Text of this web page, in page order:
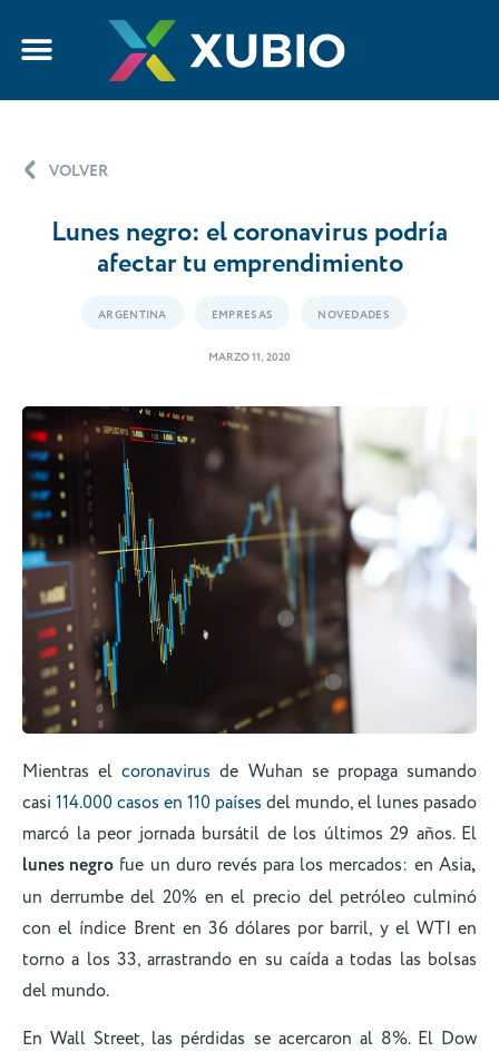
VOLVER
Lunes negro: el coronavirus podría
afectar tu emprendimiento
ARGENTINA EMPRESAS NOVEDADES
MARZO 11, 2020
Mientras elcoronavirus de Wuhan se propaga sumando
casi 114.000 casos en 110 paísesdel mundo, el lunes pasado
marcó la peor jornada bursátil de los últimos 29 años. El
lunes negro fue un duro revés para los mercados: en Asia,
un derrumbe del 20% en el precio del petróleo culminó
con el índice Brent en 36 dólares por barril, y el WTI en
torno a los 33, arrastrando en su caída a todas las bolsas
del mundo.
En Wall Street, las pérdidas se acercaron al 8%. El Dow